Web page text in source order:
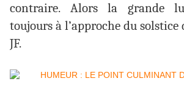
contraire. Alors la grande
toujours à l’approche du solstice
JF.